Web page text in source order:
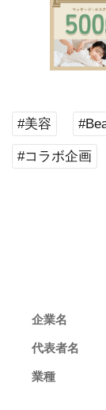
#美容
#コラボ企画
企業名
代表者名
業種